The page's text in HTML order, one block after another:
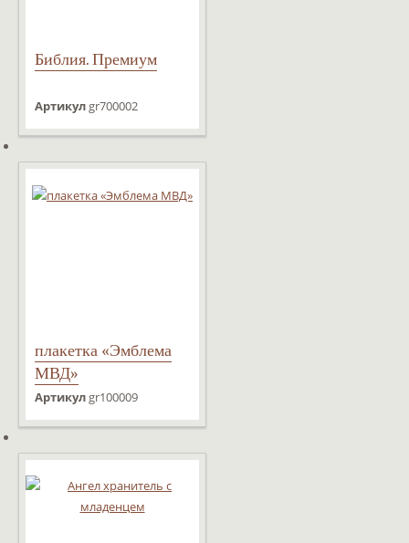
Библия. Премиум
Артикул gr700002
плакетка «Эмблема
МВД»
Артикул gr100009